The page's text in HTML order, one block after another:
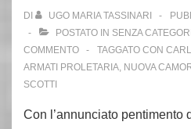
rapito
dai
Nap.
DI UGO MARIA TASSINARI
POSTATO IN SENZA
COMMENTO
TAGGATO CON
ARMATI PROLETARIA, NUOVA
SCOTTI
Con l’annunciato pentimento